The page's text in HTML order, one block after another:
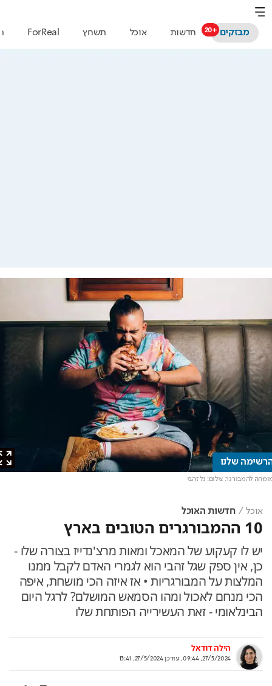
מבזקים חדשות אוכל תשחץ ForReal
להמבורגר. צילום: גל זהבי
שלנו
אוכל חדשות האוכל
10 ההמבורגרים הטובים בארץ
יש לו קעקוע של המאכל ומאות מרצ'נדייז בצורה שלו -
כן, אין ספק שגל זהבי הוא לגמרי האדם לקבל ממנו
המלצות על המבורגריות • אז איזה הכי מושחת, איפה
הכי מנחם לאכול ומהו הסמאש המושלם? לרגל היום
הבינלאומי - זאת העשירייה הפותחת שלו
הילה דודאל
27/5/2024, 09:44
,עודכן27/5/2024, 13:41